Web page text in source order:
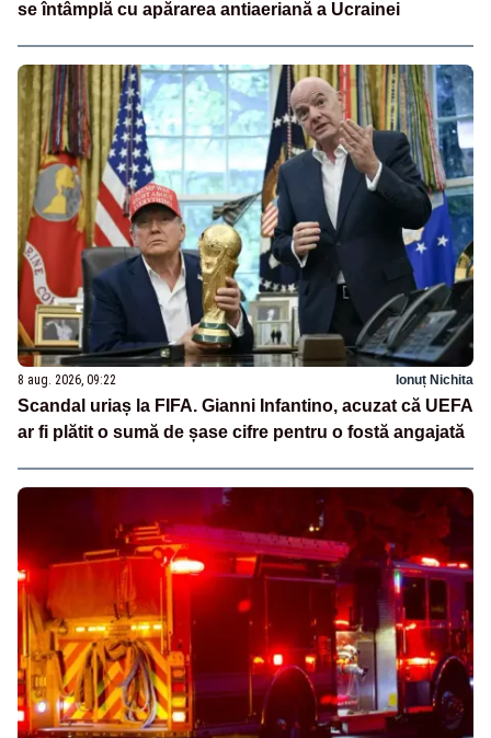
se întâmplă cu apărarea antiaeriană a Ucrainei
8 aug. 2026, 09:22 Ionuț Nichita
Scandal uriaș la FIFA. Gianni Infantino, acuzat că UEFA
ar fi plătit o sumă de șase cifre pentru o fostă angajată